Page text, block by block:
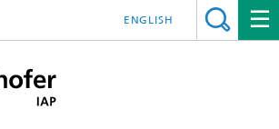
ENGLISH